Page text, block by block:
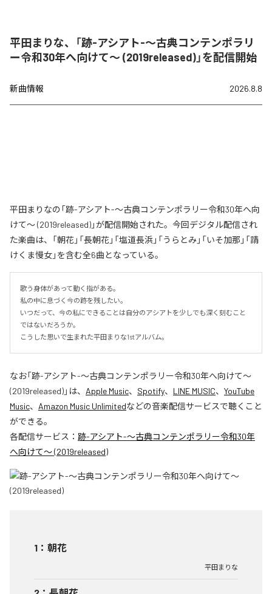
平田まりな、「跡-アシアト-〜古典コンテンポラリ
ー令和30年へ向けて〜 (2019released)」を配信開始
新曲情報 2026.8.8
平田まりなの「跡-アシアト-〜古典コンテンポラリー令和30年へ向
けて〜 (2019released)」が配信開始された。今回デジタル配信され
た楽曲は、「朝花」「長朝花」「塩道長浜」「うらとみ」「いそ加那」「請
けくま慢女」を含む全6曲となっている。
歌う身体があって動く指がある。
私の中に息づく今の跡を残したい。
いつだって、今の私にできることは自分のアシアトを少しでも深く刻むこと
ではないだろうか。
こうした思いで生まれた平田まりな1stアルバム。
なお「跡-アシアト-〜古典コンテンポラリー令和30年へ向けて〜
(2019released)」は、 Apple Music、 Spotify、 LINE MUSIC、 YouTube
Music、 Amazon Music Unlimitedなどの音楽配信サービスで聴くこと
ができる。
各配信サービス： 跡-アシアト-〜古典コンテンポラリー令和30年
へ向けて〜 (2019released)
1 ： 朝花
平田まりな